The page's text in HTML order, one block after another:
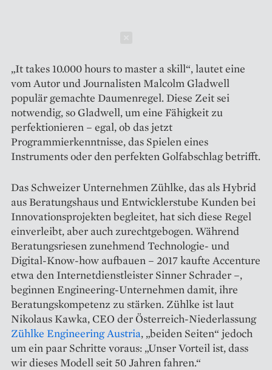
„It takes 10.000 hours to master a skill“, lautet eine
vom Autor und Journalisten Malcolm Gladwell
populär gemachte Daumenregel. Diese Zeit sei
notwendig, so Gladwell, um eine Fähigkeit zu
perfektionieren – egal, ob das jetzt
Programmierkenntnisse, das Spielen eines
Instruments oder den perfekten Golfabschlag betrifft.
Das Schweizer ­Unternehmen Zühlke, das als Hybrid
aus Bera­tungs­haus und Entwicklerstube Kunden bei
Innovationsprojekten begleitet, hat sich diese Regel
einverleibt, aber auch zurechtgebogen. Während
Beratungsriesen zunehmend Technologie- und
Digital-Know-how aufbauen – 2017 kaufte Accenture
etwa den Internetdienstleister Sinner Schrader –,
beginnen Engineering-Unternehmen damit, ihre
Beratungskompetenz zu stärken. Zühlke ist laut
Nikolaus Kawka, CEO der Österreich-Niederlassung
Zühlke Engineering Austria, „beiden Seiten“ jedoch
um ein paar Schritte voraus: „Unser Vorteil ist, dass
wir dieses Modell seit 50 Jahren fahren.“